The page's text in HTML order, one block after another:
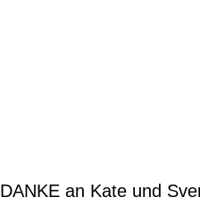
DANKE an Kate und